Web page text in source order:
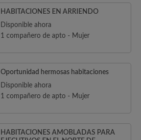
HABITACIONES EN ARRIENDO
Disponible ahora
1 compañero de apto - Mujer
Oportunidad hermosas habitaciones
Disponible ahora
1 compañero de apto - Mujer
HABITACIONES AMOBLADAS PARA